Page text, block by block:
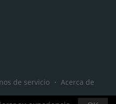
de servicio ・ Acerca de